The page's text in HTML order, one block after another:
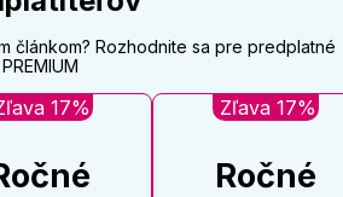
článkom? Rozhodnite sa pre predplatné
PREMIUM
17% Zľava 17%
Ročné